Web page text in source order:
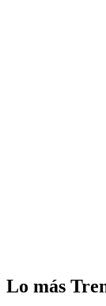
Lo más